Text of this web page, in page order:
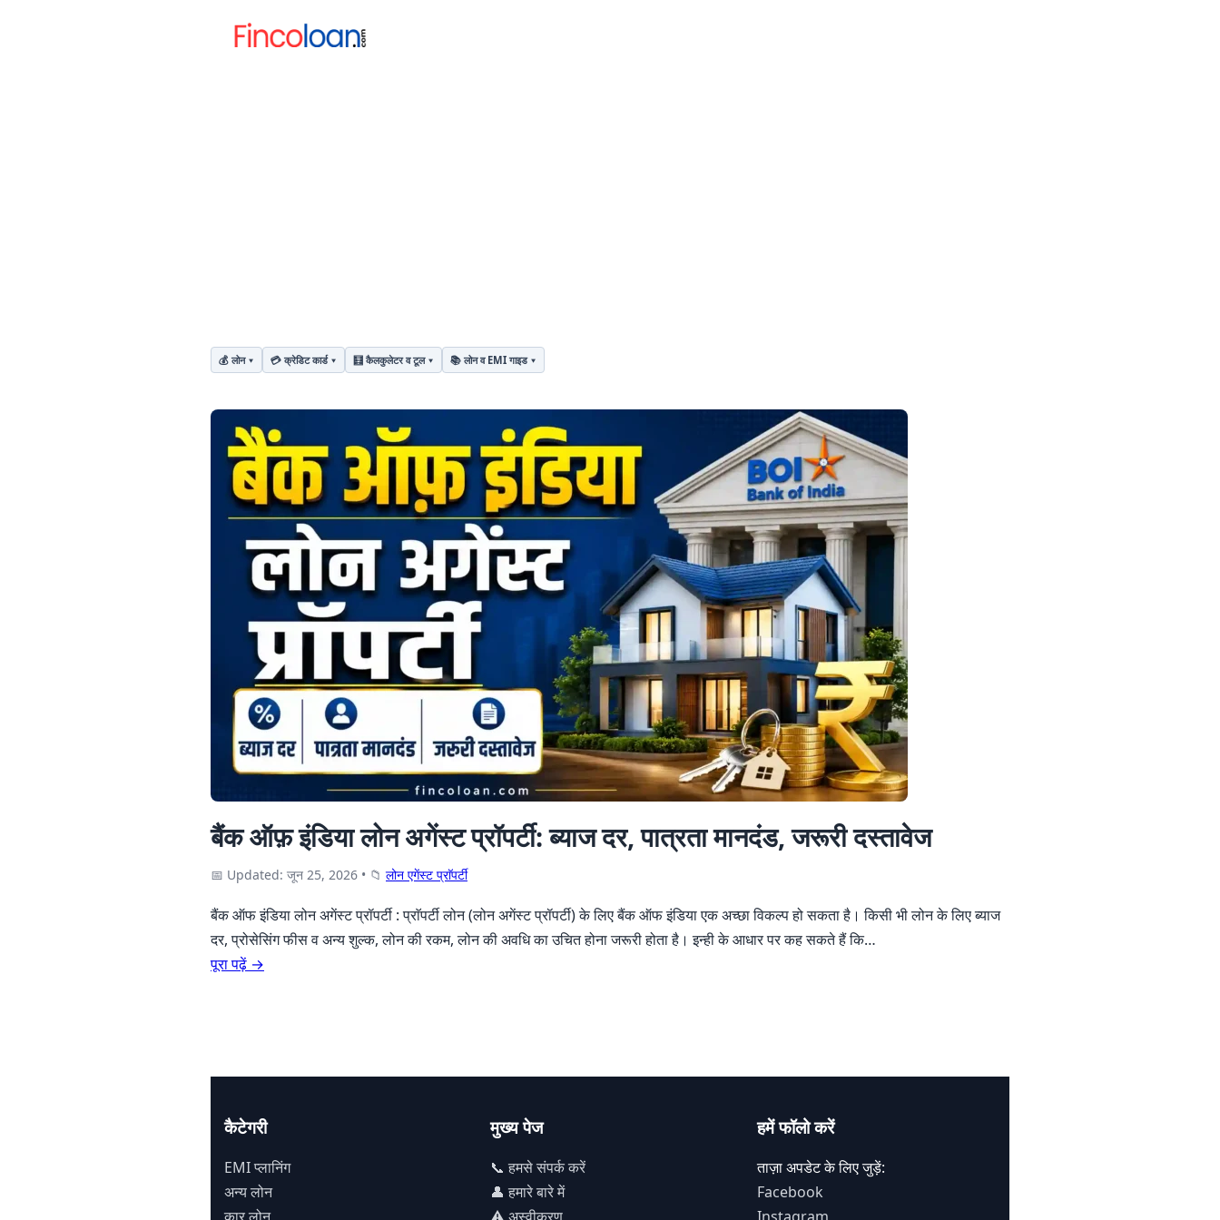
💰 लोन 💳 क्रेडिट कार्ड 🧮 कैलकुलेटर व टूल 📚 लोन व EMI गाइड
बैंक ऑफ़ इंडिया लोन अगेंस्ट प्रॉपर्टी: ब्याज दर, पात्रता मानदंड, जरूरी दस्तावेज
📅 Updated: जून 25, 2026 • 📁 लोन एगेंस्ट प्राॅपर्टी
बैंक ऑफ इंडिया लोन अगेंस्ट प्रॉपर्टी : प्राॅपर्टी लोन (लोन अगेंस्ट प्रॉपर्टी) के लिए बैंक ऑफ इंडिया एक अच्छा विकल्प हो सकता है। किसी भी लोन के लिए ब्याज
दर, प्रोसेसिंग फीस व अन्य शुल्क, लोन की रकम, लोन की अवधि का उचित होना जरूरी होता है। इन्ही के आधार पर कह सकते हैं कि…
पूरा पढ़ें →
कैटेगरी
EMI प्लानिंग
अन्य लोन
मुख्य पेज
📞 हमसे संपर्क करें
👤 हमारे बारे में
हमें फॉलो करें
ताज़ा अपडेट के लिए जुड़ें:
Facebook